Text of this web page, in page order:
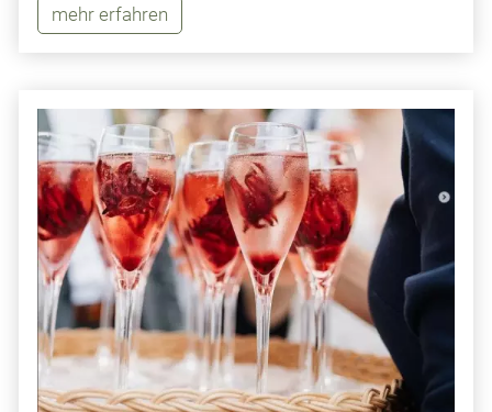
mehr erfahren